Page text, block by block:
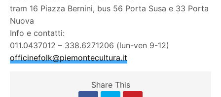
tram 16 Piazza Bernini, bus 56 Porta Susa e 33 Porta
Nuova
Info e contatti:
011.0437012 – 338.6271206 (lun-ven 9-12)
officinefolk@piemontecultura.it
Share This